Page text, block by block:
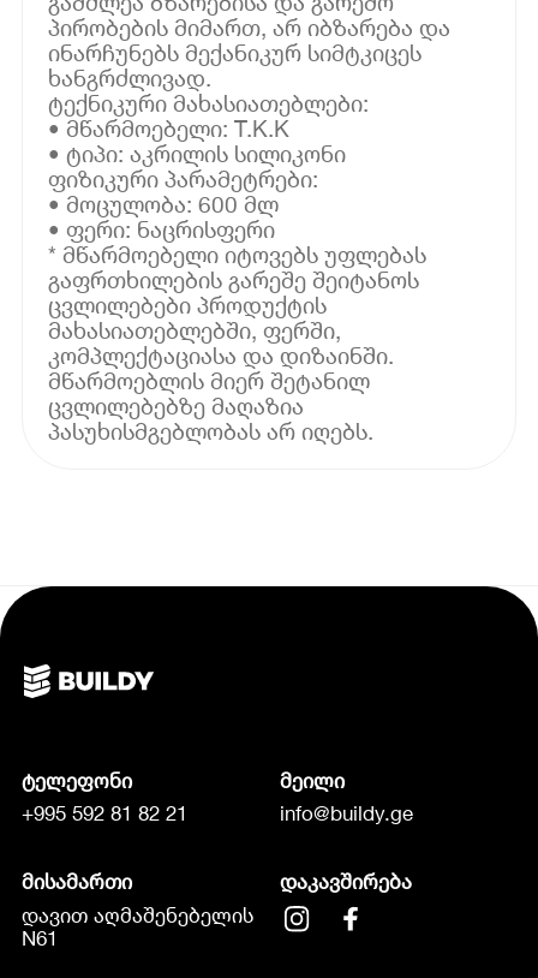
პირობების მიმართ, არ იბზარება და
ინარჩუნებს მექანიკურ სიმტკიცეს
ხანგრძლივად.
ტექნიკური მახასიათებლები:
• მწარმოებელი: T.K.K
• ტიპი: აკრილის სილიკონი
ფიზიკური პარამეტრები:
• მოცულობა: 600 მლ
• ფერი: ნაცრისფერი
* მწარმოებელი იტოვებს უფლებას
გაფრთხილების გარეშე შეიტანოს
ცვლილებები პროდუქტის
მახასიათებლებში, ფერში,
კომპლექტაციასა და დიზაინში.
მწარმოებლის მიერ შეტანილ
ცვლილებებზე მაღაზია
პასუხისმგებლობას არ იღებს.
ტელეფონი
+995 592 81 82 21
მეილი
info@buildy.ge
მისამართი
დავით აღმაშენებელის
N61
დაკავშირება